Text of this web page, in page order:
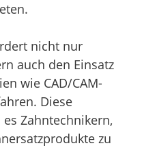
nicht nur
auch den Einsatz
wie CAD/CAM-
Diese
Zahntechnikern,
zu